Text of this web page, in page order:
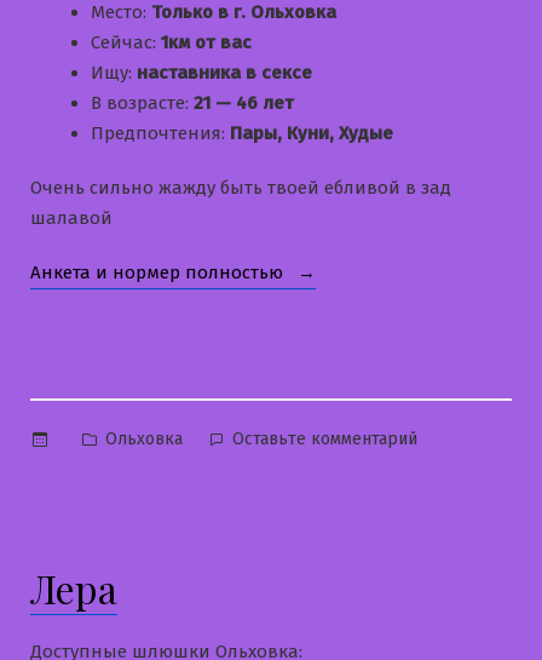
Место: Только в г. Ольховка
Сейчас: 1км от вас
Ищу: наставника в сексе
В возрасте: 21 — 46 лет
Предпочтения: Пары, Куни, Худые
Очень сильно жажду быть твоей ебливой в зад
шалавой
Анкета и нормер полностью «Галинка»
Опубликовано
Ольховка Оставьте комментарий
Лера
Доступные шлюшки Ольховка: